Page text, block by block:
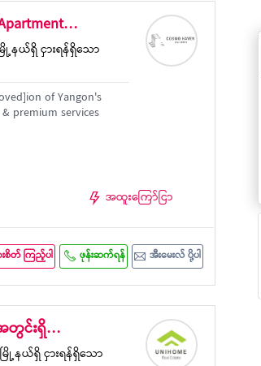
ြို့နယ်ရှိ ငှားရန်ရှိသော
of Yangon's
premium services
အထူးကြော်ငြာ
စိတ် ကြည့်ပါ ဖုန်းဆက်ရန် အီးမေးလ် ပို့ပါ
အတွင်းရှိ…
ြို့နယ်ရှိ ငှားရန်ရှိသော